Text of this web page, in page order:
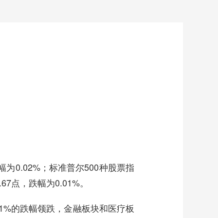
0.02%；标准普尔500种股票指
点，跌幅为0.01%。
的跌幅领跌，金融板块和医疗板